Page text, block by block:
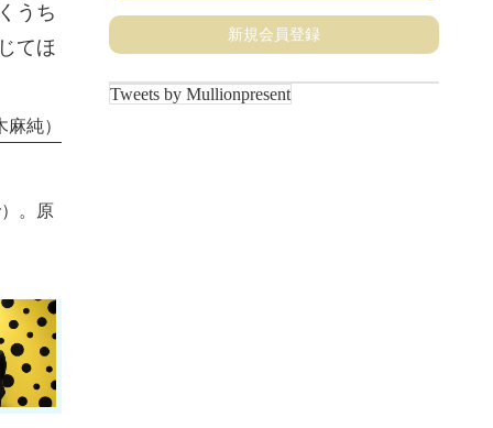
うち
てほ
純）
。原
新規会員登録
Tweets by Mullionpresent